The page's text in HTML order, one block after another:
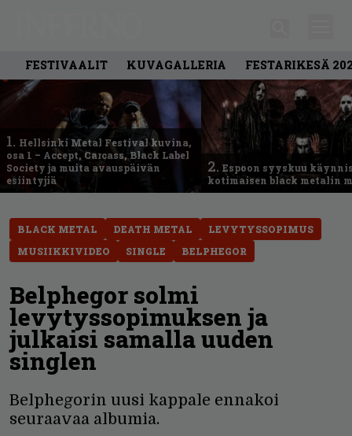
FESTIVAALIT KUVAGALLERIA FESTARIKESÄ
1. Hellsinki Metal Festival kuvina,
osa 1 – Accept, Carcass, Black Label
Society ja muita avauspäivän
esiintyjiä
2. Espoon syyskuu
kotimaisen black metalin
BLACK METAL DEATH METAL
LEVYTYSSOPIMUS
MUSIIKKIVIDEO
SINGLE BELPHEGOR
Belphegor solmi
levytyssopimuksen ja
julkaisi samalla uuden
singlen
Belphegorin uusi kappale ennakoi
seuraavaa albumia.